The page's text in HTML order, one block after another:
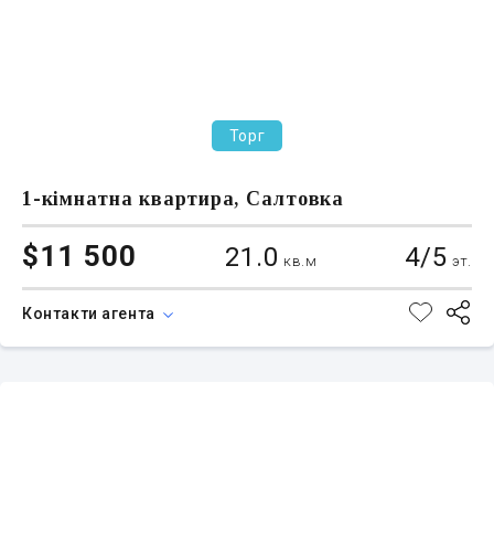
Торг
1-кімнатна квартира, Салтовка
$11 500 21.0 кв.м 4/5 эт.
Контакти агента